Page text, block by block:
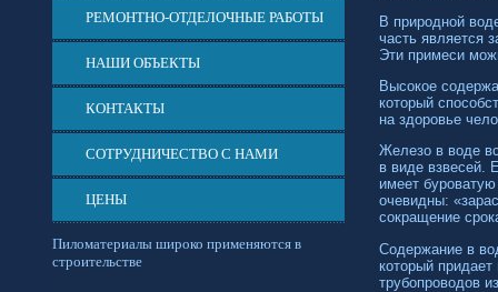
РЕМОНТНО-ОТДЕЛОЧНЫЕ РАБОТЫ
НАШИ ОБЪЕКТЫ
КОНТАКТЫ
СОТРУДНИЧЕСТВО С НАМИ
ЦЕНЫ
Пиломатериалы широко применяются в
строительстве
В природной
часть является
Эти примеси
Высокое
который
на здоровье
Железо в воде
в виде взвесей.
имеет
очевидны:
сокращение
Содержание в
который
трубопроводов